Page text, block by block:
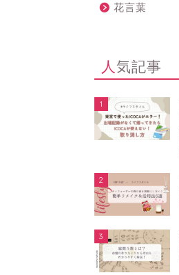
花言葉
人気記事
1
2
3